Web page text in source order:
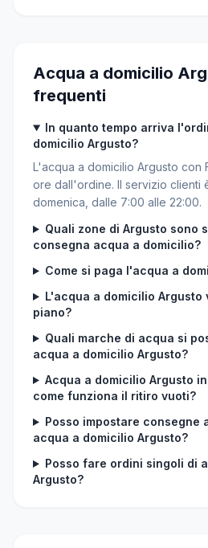
Acqua a domicilio
frequenti
In quanto tempo arriva
domicilio Argusto?
L'acqua a domicilio Argusto con
ore dall'ordine. Il servizio clienti
domenica, dalle 7:00 alle 22:00.
Quali zone di Argusto sono
consegna acqua a domicilio?
Come si paga l'acqua a
L'acqua a domicilio Argusto
piano?
Quali marche di acqua si
acqua a domicilio Argusto?
Acqua a domicilio Argusto
come funziona il ritiro vuoti?
Posso impostare consegne
acqua a domicilio Argusto?
Posso fare ordini singoli di
Argusto?